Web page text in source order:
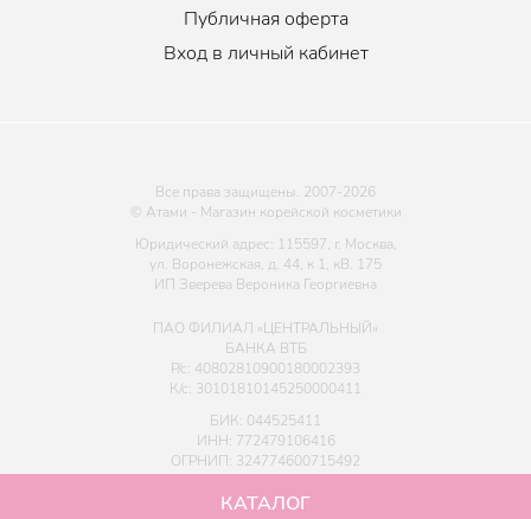
Публичная оферта
Вход в личный кабинет
Все права защищены. 2007-2026
© Атами - Магазин корейской косметики
Юридический адрес: 115597, г. Москва,
ул. Воронежская, д. 44, к 1, кВ. 175
ИП Зверева Вероника Георгиевна
ПАО ФИЛИАЛ «ЦЕНТРАЛЬНЫЙ»
БАНКА ВТБ
Р/с: 40802810900180002393
К/с: 30101810145250000411
БИК: 044525411
ИНН: 772479106416
ОГРНИП: 324774600715492
КАТАЛОГ